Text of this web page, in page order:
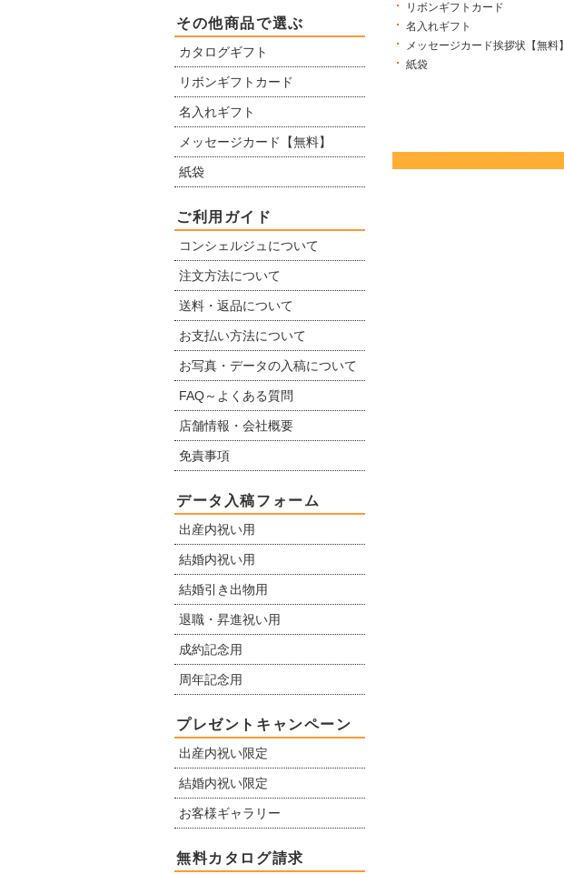
リボンギフトカード
名入れギフト
メッセージカード挨拶状【無料】
紙袋
その他商品で選ぶ
カタログギフト
リボンギフトカード
名入れギフト
メッセージカード【無料】
紙袋
ご利用ガイド
コンシェルジュについて
注文方法について
送料・返品について
お支払い方法について
お写真・データの入稿について
FAQ～よくある質問
店舗情報・会社概要
免責事項
データ入稿フォーム
出産内祝い用
結婚内祝い用
結婚引き出物用
退職・昇進祝い用
成約記念用
周年記念用
プレゼントキャンペーン
出産内祝い限定
結婚内祝い限定
お客様ギャラリー
無料カタログ請求